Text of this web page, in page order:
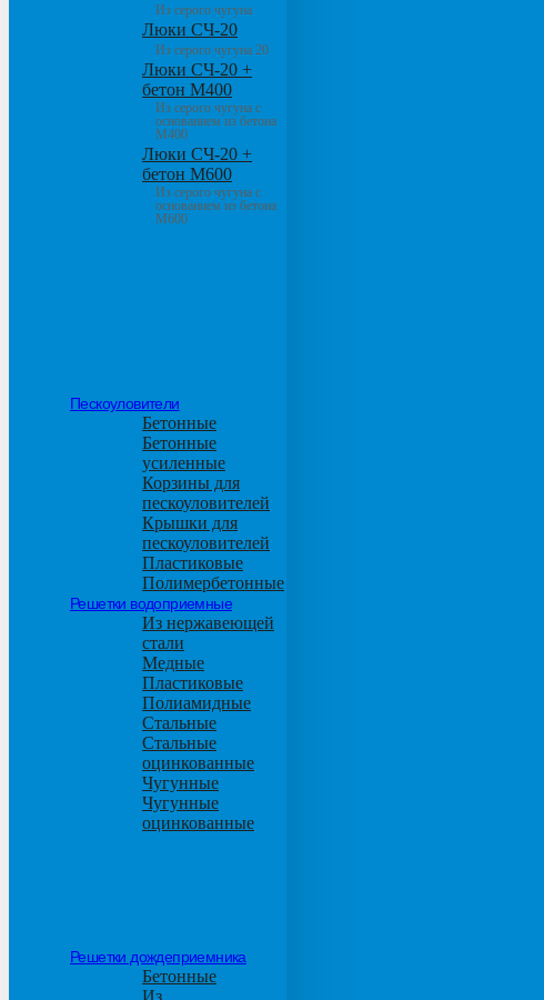
Из серого чугуна
Люки СЧ-20
Из серого чугуна 20
Люки СЧ-20 +
бетон М400
Из серого чугуна с
основанием из бетона
М400
Люки СЧ-20 +
бетон М600
Из серого чугуна с
основанием из бетона
М600
Пескоуловители
Бетонные
Бетонные
усиленные
Корзины для
пескоуловителей
Крышки для
пескоуловителей
Пластиковые
Полимербетонные
Решетки водоприемные
Из нержавеющей
стали
Медные
Пластиковые
Полиамидные
Стальные
Стальные
оцинкованные
Чугунные
Чугунные
оцинкованные
Решетки дождеприемника
Бетонные
Из